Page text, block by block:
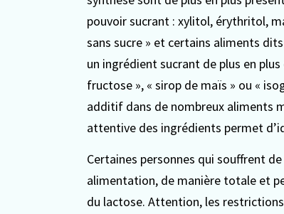
pouvoir sucrant : xylitol, érythritol,
sans sucre » et certains aliments
un ingrédient sucrant de plus en
fructose », « sirop de maïs » ou «
additif dans de nombreux aliments
attentive des ingrédients permet
Certaines personnes qui souffrent
alimentation, de manière totale et
du lactose. Attention, les